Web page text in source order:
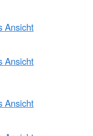
Ansicht
Ansicht
Ansicht